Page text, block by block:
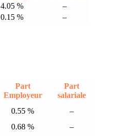
4.05 %
–
0.15 % –
Part
Employeur
Part
salariale
0.55 %
–
0.68 % –